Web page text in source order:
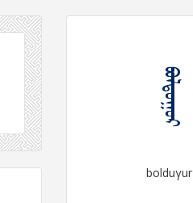
ᠪᠣᠯᠳᠤᠭᠤᠷ
bolduγur